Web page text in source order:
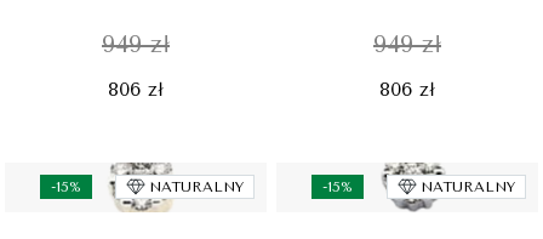
949 zł
806 zł
949 zł
806 zł
-15% NATURALNY -15% NATURALNY